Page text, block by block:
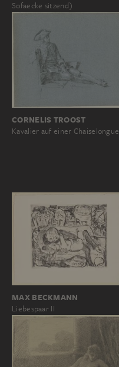
Sofaecke sitzend)
CORNELIS TROOST
Kavalier auf einer Chaiselongue
MAX BECKMANN
Liebespaar II